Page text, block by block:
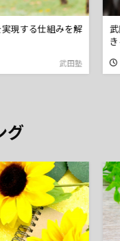
現する仕組みを解
武田塾
グ